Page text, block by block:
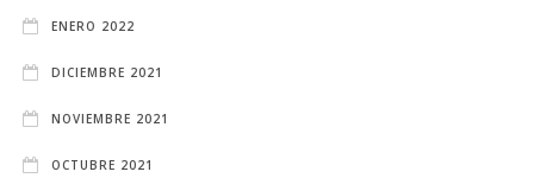
ENERO 2022
DICIEMBRE 2021
NOVIEMBRE 2021
OCTUBRE 2021